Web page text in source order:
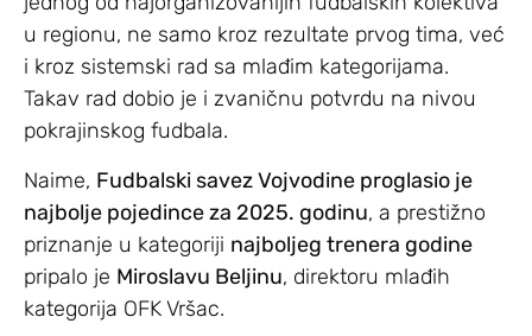
u regionu, ne samo kroz rezultate prvog tima, već
i kroz sistemski rad sa mlađim kategorijama.
Takav rad dobio je i zvaničnu potvrdu na nivou
pokrajinskog fudbala.
Naime, Fudbalski savez Vojvodine proglasio je
najbolje pojedince za 2025. godinu, a prestižno
priznanje u kategoriji najboljeg trenera godine
pripalo je Miroslavu Beljinu, direktoru mlađih
kategorija OFK Vršac.